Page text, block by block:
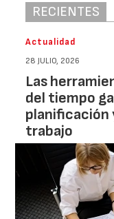
RECIENTES
Actualidad
28 JULIO, 2026
Las
del tiempo
planificación
trabajo